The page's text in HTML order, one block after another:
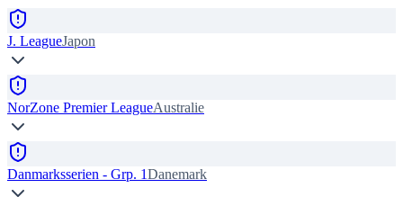
J. LeagueJapon
NorZone Premier LeagueAustralie
Danmarksserien - Grp. 1Danemark